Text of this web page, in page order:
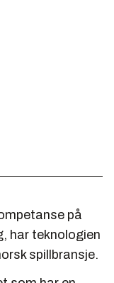
på
har teknologien
spillbransje.